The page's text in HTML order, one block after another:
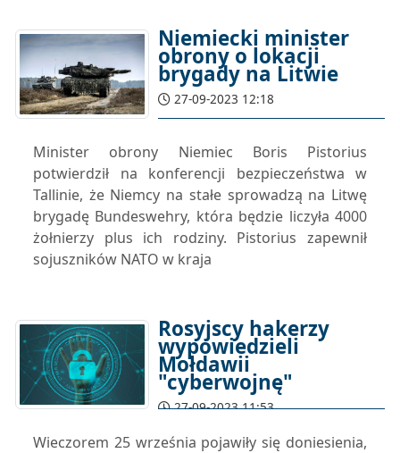
Niemiecki minister
obrony o lokacji
brygady na Litwie
27-09-2023 12:18
Minister obrony Niemiec Boris Pistorius
potwierdził na konferencji bezpieczeństwa w
Tallinie, że Niemcy na stałe sprowadzą na Litwę
brygadę Bundeswehry, która będzie liczyła 4000
żołnierzy plus ich rodziny. Pistorius zapewnił
sojuszników NATO w kraja
Rosyjscy hakerzy
wypowiedzieli
Mołdawii
"cyberwojnę"
27-09-2023 11:53
Wieczorem 25 września pojawiły się doniesienia,